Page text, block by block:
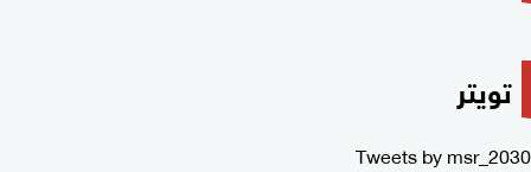
تويتر
Tweets by msr_2030